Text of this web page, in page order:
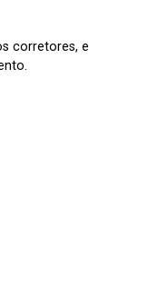
corretores, e